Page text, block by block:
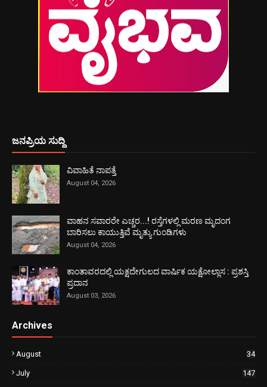
ಜನಪ್ರಿಯ ಸುದ್ದಿ
ವಿವಾಹಿತೆ ನಾಪತ್ತೆ
August 04, 2026
ವಾಹನ ಸವಾರರೇ ಎಚ್ಚರ...! ರಸ್ತೆಗಳಲ್ಲಿ ಮರಣ ಮೃದಂಗ
ಬಾರಿಸಲು ಕಾಯುತ್ತಿವೆ ಮೃತ್ಯು ಗುಂಡಿಗಳು
August 04, 2026
ಕಾಂತಾವರದಲ್ಲಿ ಯಕ್ಷದೇಗುಲದ ವಾರ್ಷಿಕ ಯಕ್ಷೋಲ್ಲಾಸ : ಪ್ರಶಸ್ತಿ
ಪ್ರದಾನ
August 03, 2026
Archives
August 34
July 147